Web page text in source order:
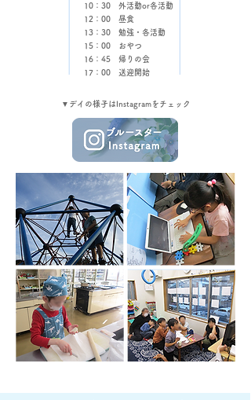
10：30 外活動or各活動
12：00 昼食
13：30 勉強・各活動
15：00 おやつ
16：45 帰りの会 ​
17：00 送迎開始
​▼デイの様子はInstagramをチェック